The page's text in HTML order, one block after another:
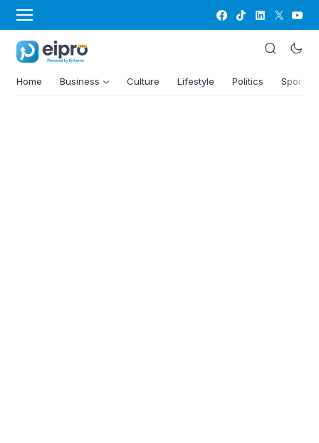
Home Business Culture Lifestyle Politics Sports